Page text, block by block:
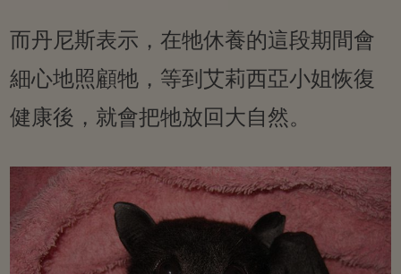
而丹尼斯表示，在牠休養的這段期間會
細心地照顧牠，等到艾莉西亞小姐恢復
健康後，就會把牠放回大自然。